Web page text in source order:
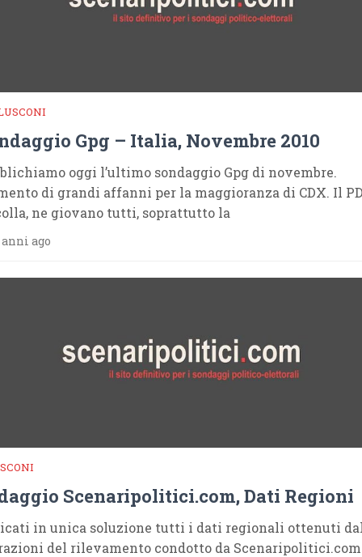
Gpg – Italia, Novembre 2010
oggi l’ultimo sondaggio Gpg di novembre.
di grandi affanni per la maggioranza di CDX. Il
ne giovano tutti, soprattutto la
ago
Scenaripolitici.com, Dati Regioni
in unica soluzione tutti i dati regionali ottenuti
del rilevamento condotto da